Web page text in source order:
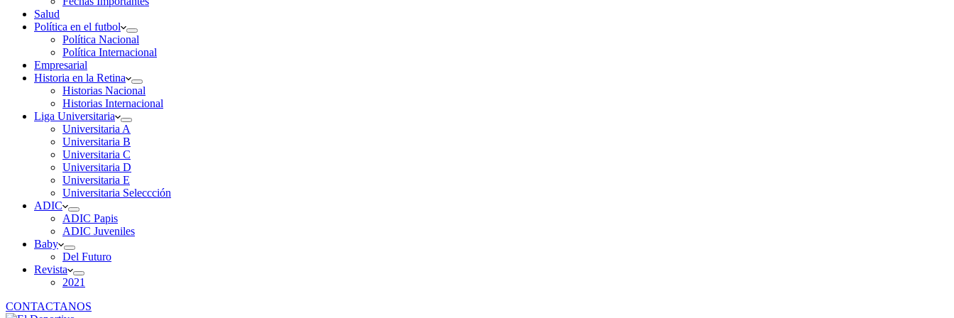
Salud
Política en el futbol
Política Nacional
Política Internacional
Empresarial
Historia en la Retina
Historias Nacional
Historias Internacional
Liga Universitaria
Universitaria A
Universitaria B
Universitaria C
Universitaria D
Universitaria E
Universitaria Seleccción
ADIC
ADIC Papis
ADIC Juveniles
Baby
Del Futuro
Revista
2021
CONTACTANOS